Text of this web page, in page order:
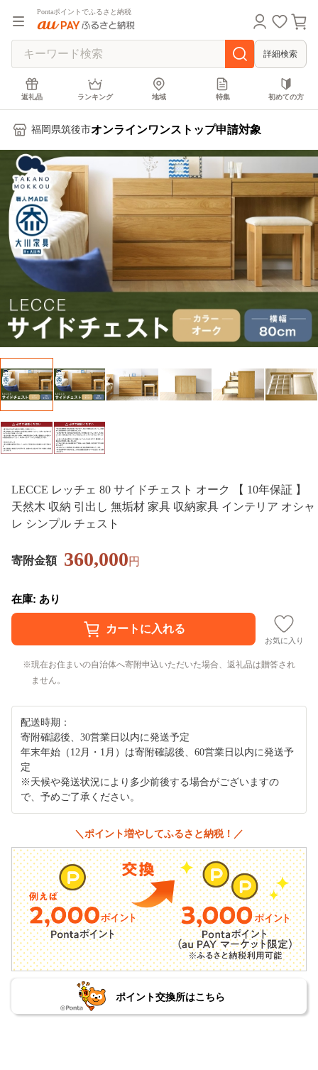
Pontaポイントでふるさと納税
詳細検索
返礼品 ランキング 地域 特集 初めての方
福岡県筑後市オンラインワンストップ申請対象
LECCE レッチェ 80 サイドチェスト オーク 【 10年保証 】
天然木 収納 引出し 無垢材 家具 収納家具 インテリア オシャ
レ シンプル チェスト
寄附金額 360,000円
在庫: あり
お気に入り
現在お住まいの自治体へ寄附申込いただいた場合、返礼品は贈答され
ません。
配送時期：
寄附確認後、30営業日以内に発送予定
年末年始（12月・1月）は寄附確認後、60営業日以内に発送予
定
※天候や発送状況により多少前後する場合がございますの
で、予めご了承ください。
＼ポイント増やしてふるさと納税！／
ポイント交換所はこちら